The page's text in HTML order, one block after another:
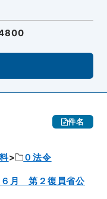
件名
０法令
月 第２復員省公